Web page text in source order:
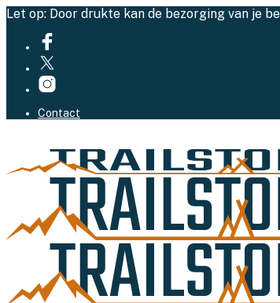
Let op: Door drukte kan de bezorging van je
Contact